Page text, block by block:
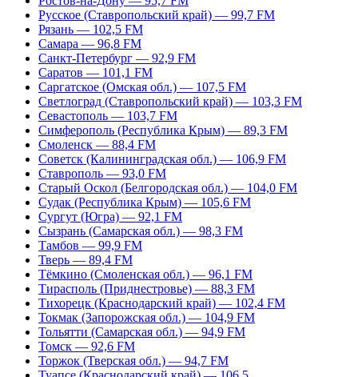
Русское (Ставропольский край) — 99,7 FM
Рязань — 102,5 FM
Самара — 96,8 FM
Санкт-Петербург — 92,9 FM
Саратов — 101,1 FM
Саргатское (Омская обл.) — 107,5 FM
Светлоград (Ставропольский край) — 103,3 FM
Севастополь — 103,7 FM
Симферополь (Республика Крым) — 89,3 FM
Смоленск — 88,4 FM
Советск (Калининградская обл.) — 106,9 FM
Ставрополь — 93,0 FM
Старый Оскол (Белгородская обл.) — 104,0 FM
Судак (Республика Крым) — 105,6 FM
Сургут (Югра) — 92,1 FM
Сызрань (Самарская обл.) — 98,3 FM
Тамбов — 99,9 FM
Тверь — 89,4 FM
Тёмкино (Смоленская обл.) — 96,1 FM
Тирасполь (Приднестровье) — 88,3 FM
Тихорецк (Краснодарский край) — 102,4 FM
Токмак (Запорожская обл.) — 104,9 FM
Тольятти (Самарская обл.) — 94,9 FM
Томск — 92,6 FM
Торжок (Тверская обл.) — 94,7 FM